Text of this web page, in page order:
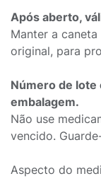
Após aberto,
Manter a
original, para
Número de lote
embalagem.
Não use
vencido.
Aspecto do